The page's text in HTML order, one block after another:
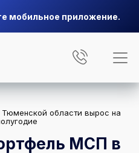
мобильное приложение.
области вырос на
МСП в